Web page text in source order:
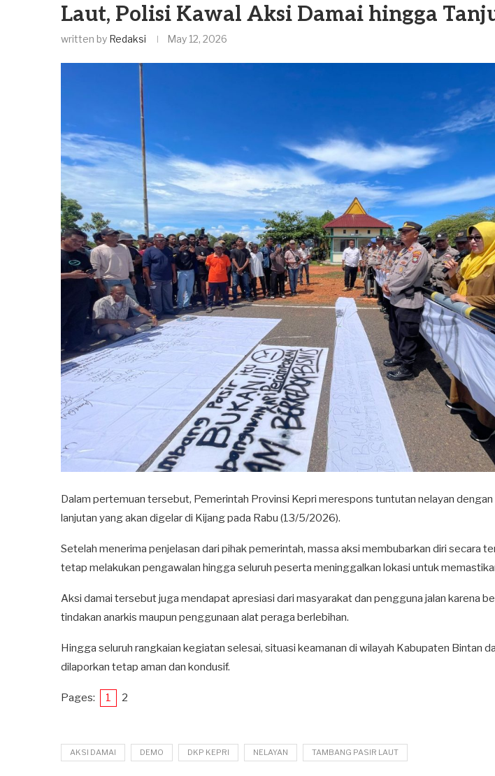
Laut, Polisi Kawal Aksi Damai hingga
written by Redaksi May 12, 2026
Dalam pertemuan tersebut, Pemerintah Provinsi Kepri merespons tuntutan nelayan dengan
lanjutan yang akan digelar di Kijang pada Rabu (13/5/2026).
Setelah menerima penjelasan dari pihak pemerintah, massa aksi membubarkan diri secara
tetap melakukan pengawalan hingga seluruh peserta meninggalkan lokasi untuk
Aksi damai tersebut juga mendapat apresiasi dari masyarakat dan pengguna jalan karena
tindakan anarkis maupun penggunaan alat peraga berlebihan.
Hingga seluruh rangkaian kegiatan selesai, situasi keamanan di wilayah Kabupaten Bintan
dilaporkan tetap aman dan kondusif.
Pages: 1 2
AKSI DAMAI DEMO DKP KEPRI NELAYAN TAMBANG PASIR LAUT